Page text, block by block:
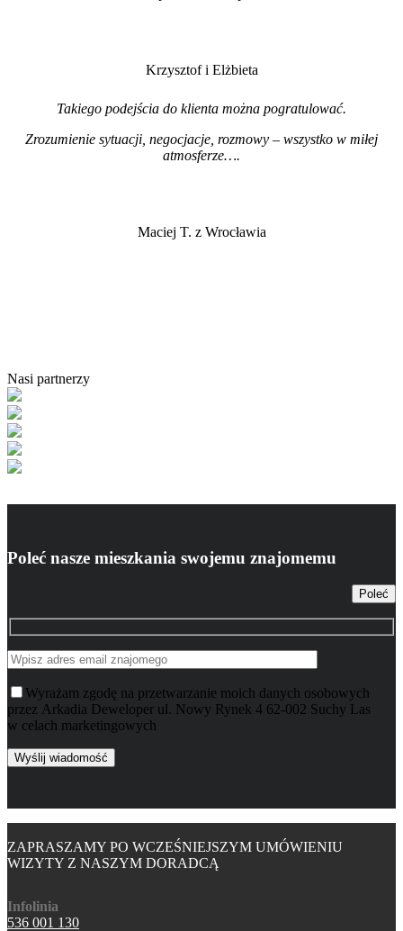
Krzysztof i Elżbieta
Takiego podejścia do klienta można pogratulować.
Zrozumienie sytuacji, negocjacje, rozmowy – wszystko w miłej
atmosferze….
Maciej T. z Wrocławia
Nasi partnerzy
Poleć nasze mieszkania swojemu znajomemu
Poleć
Wyrażam zgodę na przetwarzanie moich danych osobowych
przez Arkadia Deweloper ul. Nowy Rynek 4 62-002 Suchy Las
w celach marketingowych
ZAPRASZAMY PO WCZEŚNIEJSZYM UMÓWIENIU
WIZYTY Z NASZYM DORADCĄ
Infolinia
536 001 130